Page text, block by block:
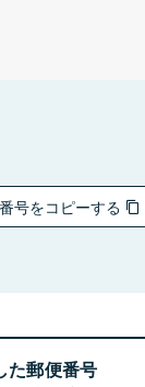
号をコピーする
た郵便番号